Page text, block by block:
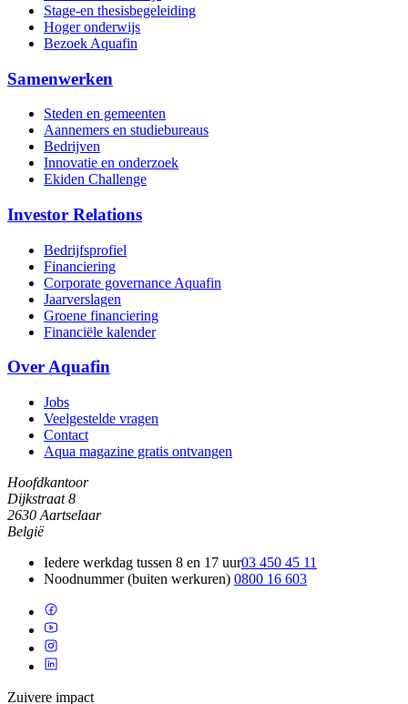
Stage-en thesisbegeleiding
Hoger onderwijs
Bezoek Aquafin
Samenwerken
Steden en gemeenten
Aannemers en studiebureaus
Bedrijven
Innovatie en onderzoek
Ekiden Challenge
Investor Relations
Bedrijfsprofiel
Financiering
Corporate governance Aquafin
Jaarverslagen
Groene financiering
Financiële kalender
Over Aquafin
Jobs
Veelgestelde vragen
Contact
Aqua magazine gratis ontvangen
Hoofdkantoor
Dijkstraat 8
2630 Aartselaar
België
Iedere werkdag tussen 8 en 17 uur03 450 45 11
Noodnummer (buiten werkuren) 0800 16 603
Zuivere impact